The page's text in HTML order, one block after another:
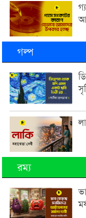
গল্প
রম্য